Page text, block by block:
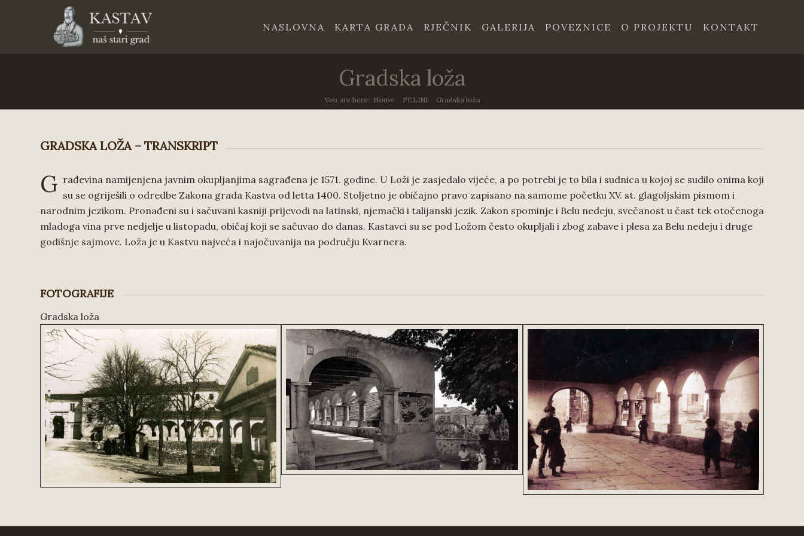
NASLOVNA KARTA GRADA RJEČNIK GALERIJA POVEZNICE O PROJEKTU KONTAKT
Gradska loža
You are here: Home / PELINI / Gradska loža
GRADSKA LOŽA – TRANSKRIPT
G rađevina namijenjena javnim okupljanjima sagrađena je 1571. godine. U Loži je zasjedalo vijeće, a po potrebi je to bila i sudnica u kojoj se sudilo onima koji
su se ogriješili o odredbe Zakona grada Kastva od letta 1400. Stoljetno je običajno pravo zapisano na samome početku XV. st. glagoljskim pismom i
narodnim jezikom. Pronađeni su i sačuvani kasniji prijevodi na latinski, njemački i talijanski jezik. Zakon spominje i Belu nedeju, svečanost u čast tek otočenoga
mladoga vina prve nedjelje u listopadu, običaj koji se sačuvao do danas. Kastavci su se pod Ložom često okupljali i zbog zabave i plesa za Belu nedeju i druge
godišnje sajmove. Loža je u Kastvu najveća i najočuvanija na području Kvarnera.
FOTOGRAFIJE
Gradska loža